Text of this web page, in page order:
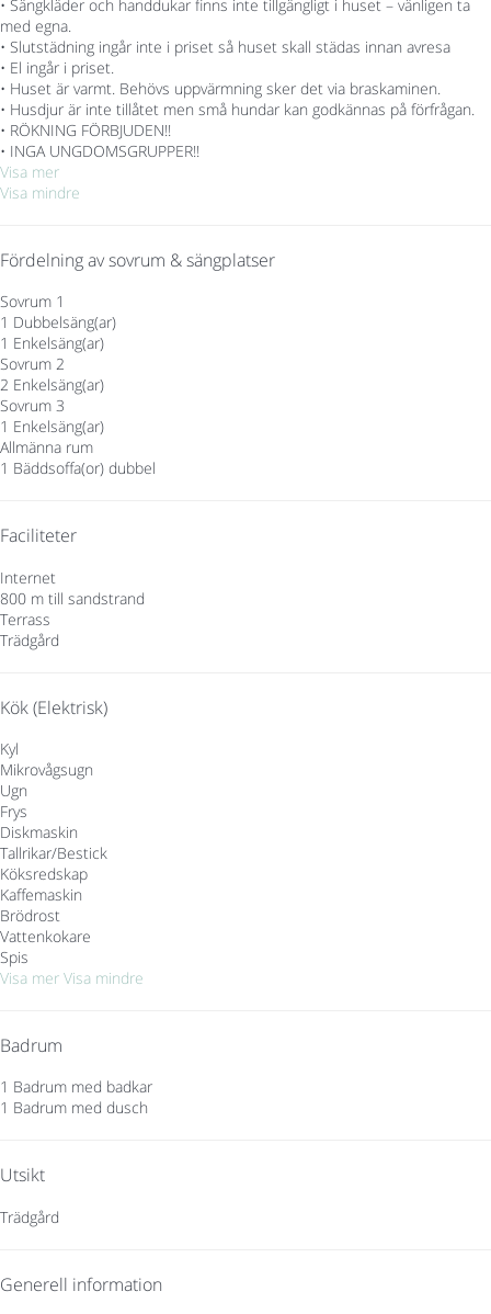
• Sängkläder och handdukar finns inte tillgängligt i huset – vänligen ta
med egna.
• Slutstädning ingår inte i priset så huset skall städas innan avresa
• El ingår i priset.
• Huset är varmt. Behövs uppvärmning sker det via braskaminen.
• Husdjur är inte tillåtet men små hundar kan godkännas på förfrågan.
• RÖKNING FÖRBJUDEN!!
• INGA UNGDOMSGRUPPER!!
Visa mer
Visa mindre
Fördelning av sovrum & sängplatser
Sovrum 1
1 Dubbelsäng(ar)
1 Enkelsäng(ar)
Sovrum 2
2 Enkelsäng(ar)
Sovrum 3
1 Enkelsäng(ar)
Allmänna rum
1 Bäddsoffa(or) dubbel
Faciliteter
Internet
800 m till sandstrand
Terrass
Trädgård
Kök (Elektrisk)
Kyl
Mikrovågsugn
Ugn
Frys
Diskmaskin
Tallrikar/Bestick
Köksredskap
Kaffemaskin
Brödrost
Vattenkokare
Spis
Visa mer Visa mindre
Badrum
1 Badrum med badkar
1 Badrum med dusch
Utsikt
Trädgård
Generell information